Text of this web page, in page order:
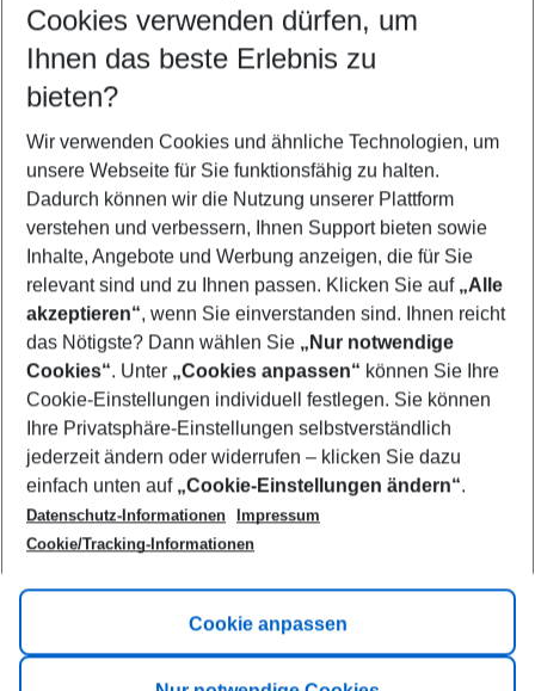
Customize your offer
Find the perfect deal which suits your best
Your departure airport
Any airport
Select your date range
12/08/26–10/08/27 5-8 nights
Who will travel
2 adults No children
Show more filter
Footer
Footer navigation
Title A
Link A
Cookies verwenden dürfen, um
Ihnen das beste Erlebnis zu
bieten?
Wir verwenden Cookies und ähnliche Technologien, um
unsere Webseite für Sie funktionsfähig zu halten.
Dadurch können wir die Nutzung unserer Plattform
verstehen und verbessern, Ihnen Support bieten sowie
Inhalte, Angebote und Werbung anzeigen, die für Sie
relevant sind und zu Ihnen passen. Klicken Sie auf „Alle
akzeptieren“, wenn Sie einverstanden sind. Ihnen reicht
das Nötigste? Dann wählen Sie „Nur notwendige
Cookies“. Unter „Cookies anpassen“ können Sie Ihre
Cookie-Einstellungen individuell festlegen. Sie können
Ihre Privatsphäre-Einstellungen selbstverständlich
jederzeit ändern oder widerrufen – klicken Sie dazu
einfach unten auf „Cookie-Einstellungen ändern“.
Datenschutz-Informationen
Impressum
Cookie/Tracking-Informationen
Cookie anpassen